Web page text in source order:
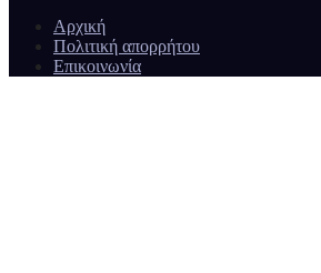
Αρχική
Πολιτική απορρήτου
Επικοινωνία